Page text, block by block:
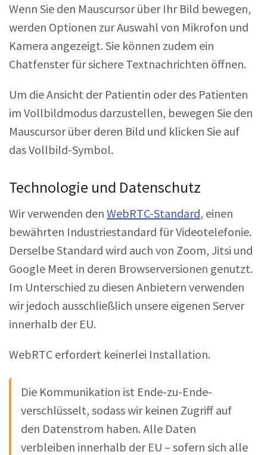
Wenn Sie den Mauscursor über Ihr Bild bewegen,
werden Optionen zur Auswahl von Mikrofon und
Kamera angezeigt. Sie können zudem ein
Chatfenster für sichere Textnachrichten öffnen.
Um die Ansicht der Patientin oder des Patienten
im Vollbildmodus darzustellen, bewegen Sie den
Mauscursor über deren Bild und klicken Sie auf
das Vollbild-Symbol.
Technologie und Datenschutz
Wir verwenden den WebRTC-Standard, einen
bewährten Industriestandard für Videotelefonie.
Derselbe Standard wird auch von Zoom, Jitsi und
Google Meet in deren Browserversionen genutzt.
Im Unterschied zu diesen Anbietern verwenden
wir jedoch ausschließlich unsere eigenen Server
innerhalb der EU.
WebRTC erfordert keinerlei Installation.
Die Kommunikation ist Ende-zu-Ende-
verschlüsselt, sodass wir keinen Zugriff auf
den Datenstrom haben. Alle Daten
verbleiben innerhalb der EU – sofern sich alle